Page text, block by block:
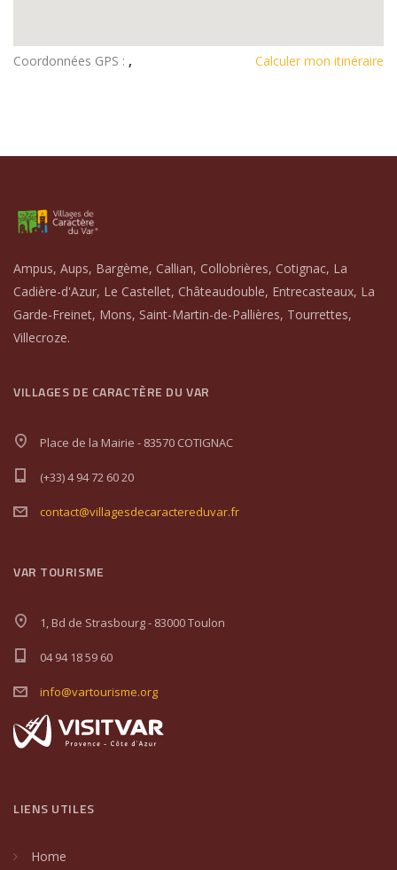
Coordonnées GPS : , Calculer mon itinéraire
Ampus, Aups, Bargème, Callian, Collobrières, Cotignac, La
Cadière-d'Azur, Le Castellet, Châteaudouble, Entrecasteaux, La
Garde-Freinet, Mons, Saint-Martin-de-Pallières, Tourrettes,
Villecroze.
VILLAGES DE CARACTÈRE DU VAR
Place de la Mairie - 83570 COTIGNAC
(+33) 4 94 72 60 20
contact@villagesdecaractereduvar.fr
VAR TOURISME
1, Bd de Strasbourg - 83000 Toulon
04 94 18 59 60
info@vartourisme.org
LIENS UTILES
Home